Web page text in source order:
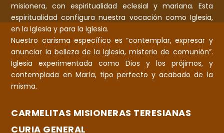
misionera, con espiritualidad eclesial y mariana. Esta
espiritualidad configura nuestra vocación como Iglesia,
en la Iglesia y para la Iglesia.
Nuestro carisma específico es “contemplar, expresar y
anunciar la belleza de la Iglesia, misterio de comunión”.
Iglesia experimentada como Dios y los prójimos, y
contemplada en María, tipo perfecto y acabado de la
misma.
CARMELITAS MISIONERAS TERESIANAS
CURIA GENERAL